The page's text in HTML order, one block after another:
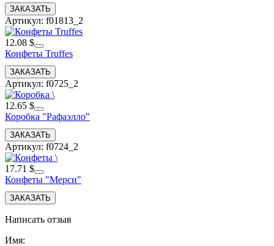
Артикул: f01813_2
12.08 $
Конфеты Truffes
Артикул: f0725_2
12.65 $
Коробка "Рафаэлло"
Артикул: f0724_2
17.71 $
Конфеты "Мерси"
Написать отзыв
Имя: